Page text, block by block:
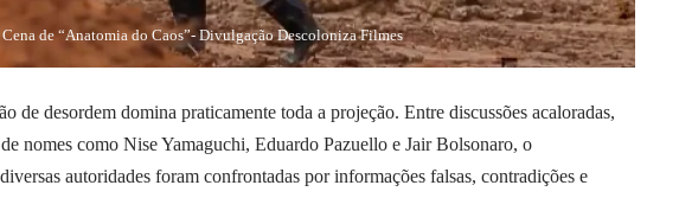
Cena de “Anatomia do Caos”- Divulgação Descoloniza Filmes
de desordem domina praticamente toda a projeção. Entre discussões acaloradas,
nomes como Nise Yamaguchi, Eduardo Pazuello e Jair Bolsonaro, o
autoridades foram confrontadas por informações falsas, contradições e